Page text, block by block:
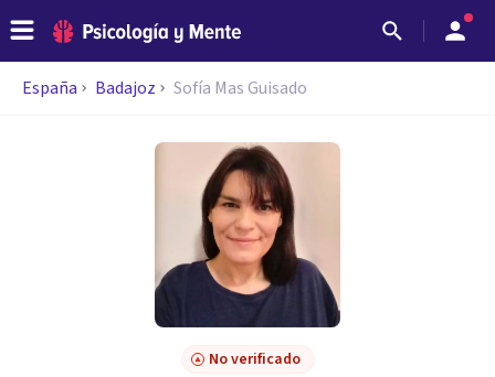
España Badajoz Sofía Mas Guisado
No verificado